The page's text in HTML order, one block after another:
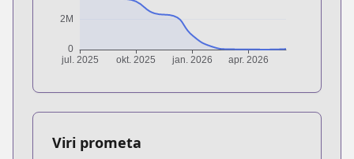
Viri prometa